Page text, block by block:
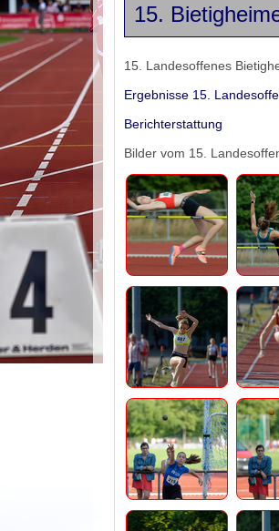
15.
15. Landesoffenes
Ergebnisse 15.
Berichterstattung
Bilder vom 15.